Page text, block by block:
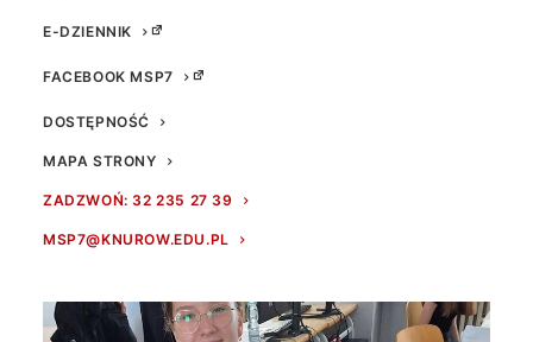
E-DZIENNIK
FACEBOOK MSP7
DOSTĘPNOŚĆ
MAPA STRONY
ZADZWOŃ: 32 235 27 39
MSP7@KNUROW.EDU.PL